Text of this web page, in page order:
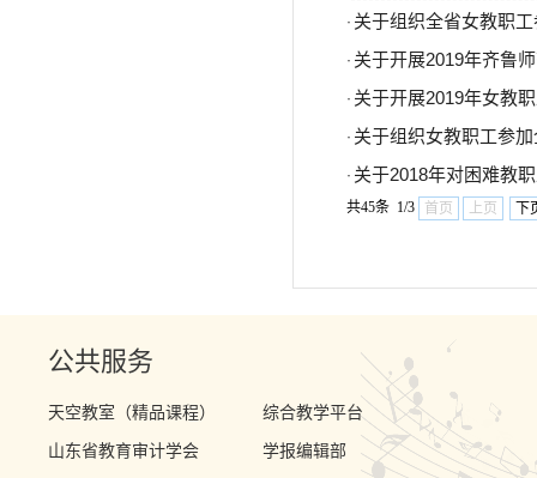
· 关于组织全省女教职
· 关于开展2019年齐鲁
· 关于开展2019年女教
· 关于组织女教职工参
· 关于2018年对困难教
共45条 1/3 首页 上页 下
公共服务
天空教室（精品课程）
综合教学平台
山东省教育审计学会
学报编辑部